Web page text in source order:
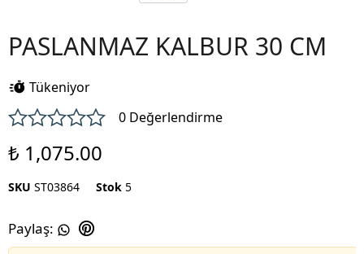
PASLANMAZ KALBUR 30 CM
Tükeniyor
0 Değerlendirme
₺ 1,075.00
SKU ST03864 Stok 5
Paylaş: